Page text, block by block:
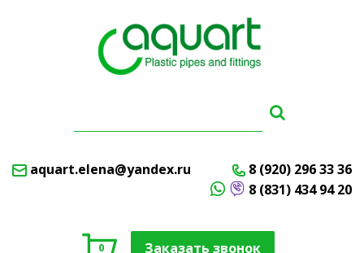
aquart.elena@yandex.ru
8 (920) 296 33 36
8 (831) 434 94 20
0 Заказать звонок